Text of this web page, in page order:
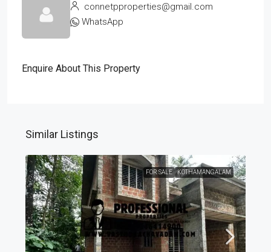
connetpproperties@gmail.com
WhatsApp
Enquire About This Property
Similar Listings
FOR SALE KOTHAMANGALAM